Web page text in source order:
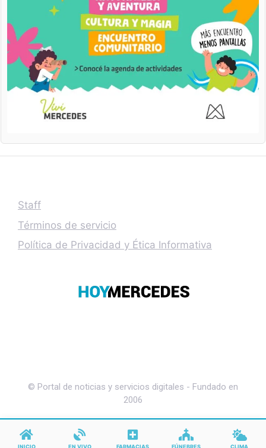
Staff
Términos de servicio
Política de Privacidad y Ética Informativa
© Portal de noticias y servicios digitales - Fundado en
2006
INICIO EN VIVO FARMACIAS FÚNEBRES CLIMA